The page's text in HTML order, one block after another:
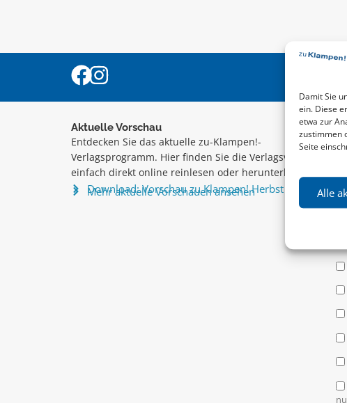
Damit Sie
ein. Diese
etwa zur
zustimmen
Seite
Alle
Aktuelle Vorschau
Entdecken Sie das aktuelle zu-Klampen!-
Verlagsprogramm. Hier finden Sie die Verlagsvorschau –
einfach direkt online reinlesen oder herunterladen.
Download: Vorschau zu Klampen! Herbst 2026
Mehr aktuelle Vorschauen ansehen